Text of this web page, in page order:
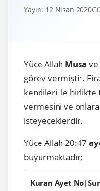
Yayın: 12 Nisan 2020
Yüce Allah Musa ve
görev vermiştir.
kendileri ile birlikte
vermesini ve onlara
isteyeceklerdir.
Yüce Allah 20:47
buyurmaktadır;
Kuran Ayet